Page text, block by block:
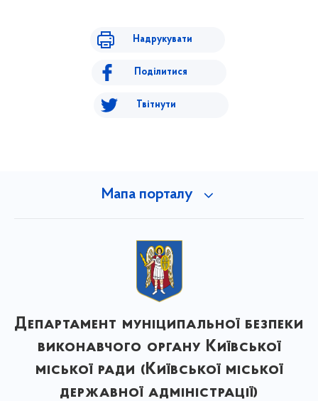
Надрукувати
Поділитися
Твітнути
Мапа порталу
Департамент муніципальної безпеки
виконавчого органу Київської
міської ради (Київської міської
державної адміністрації)